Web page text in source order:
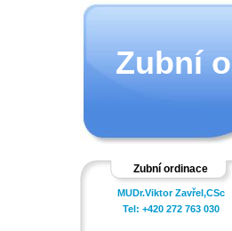
Zubní
Zubní ordinace
MUDr.Viktor Zavřel,CSc
Tel: +420 272 763 030